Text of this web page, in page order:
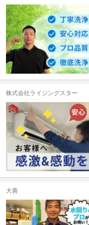
株式会社ライジングスター
大善